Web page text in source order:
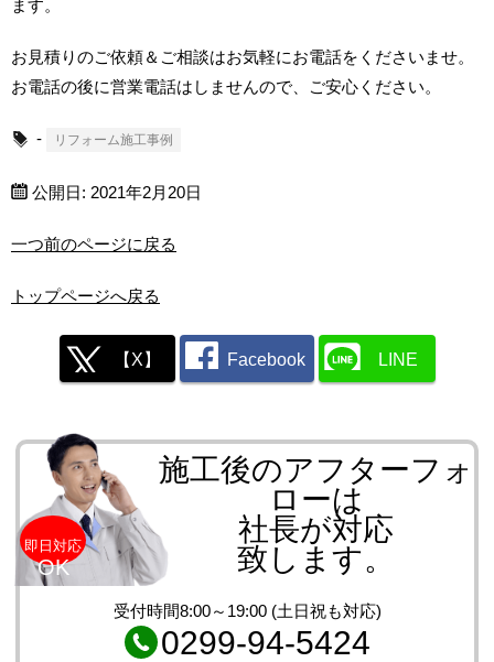
ます。
お見積りのご依頼＆ご相談はお気軽にお電話をくださいませ。
お電話の後に営業電話はしませんので、ご安心ください。
- リフォーム施工事例
公開日: 2021年2月20日
一つ前のページに戻る
トップページへ戻る
【X】 Facebook LINE
施工後のアフターフォ
ローは
社長が対応
致します。
受付時間8:00～19:00 (土日祝も対応)
0299-94-5424
即日対応
OK